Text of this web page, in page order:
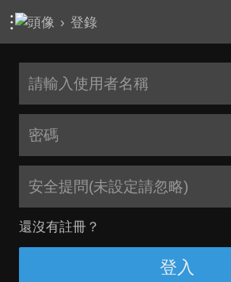
› 登錄
安全提問(未設定請忽略)
還沒有註冊？
登入